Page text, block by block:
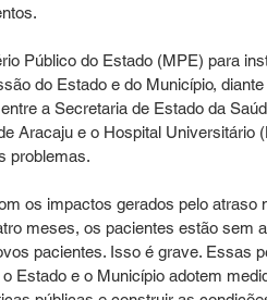
Público do Estado (MPE) para
do Estado e do Município,
a Secretaria de Estado da
Aracaju e o Hospital Universitário
problemas.
os impactos gerados pelo atraso
meses, os pacientes estão sem
pacientes. Isso é grave. Essas
Estado e o Município adotem